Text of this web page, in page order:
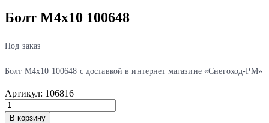
Болт М4х10 100648
Под заказ
Болт М4х10 100648 с доставкой в интернет магазине «Снегоход-РМ»
Артикул: 106816
В корзину